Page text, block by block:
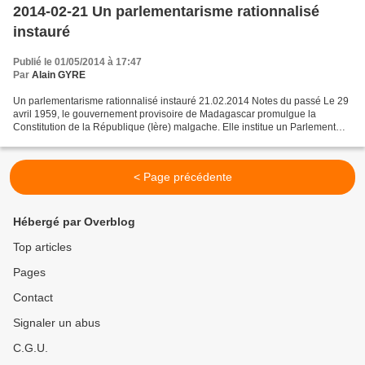
2014-02-21 Un parlementarisme rationnalisé
instauré
Publié le 01/05/2014 à 17:47
Par Alain GYRE
Un parlementarisme rationnalisé instauré 21.02.2014 Notes du passé Le 29
avril 1959, le gouvernement provisoire de Madagascar promulgue la
Constitution de la République (Ière) malgache. Elle institue un Parlement
< Page précédente
Hébergé par Overblog
Top articles
Pages
Contact
Signaler un abus
C.G.U.